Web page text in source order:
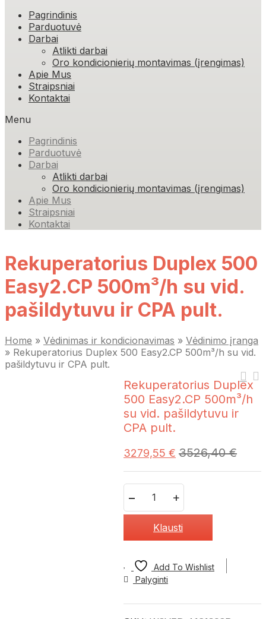
Skip
content
Pagrindinis
Parduotuvė
Darbai
Atlikti darbai
Oro kondicionierių montavimas (įrengimas)
Apie Mus
Straipsniai
Kontaktai
Menu
Pagrindinis
Parduotuvė
Darbai
Atlikti darbai
Oro kondicionierių montavimas (įrengimas)
Apie Mus
Straipsniai
Kontaktai
Rekuperatorius Duplex 500
Easy2.CP 500m³/h su vid.
pašildytuvu ir CPA pult.
Home » Vėdinimas ir kondicionavimas » Vėdinimo įranga
» Rekuperatorius Duplex 500 Easy2.CP 500m³/h su vid.
pašildytuvu ir CPA pult.
Rekuperatorius Duplex
500 Easy2.CP 500m³/h
su vid. pašildytuvu ir
CPA pult.
3279,55 € 3526,40€
Klausti
Add To Wishlist
Palyginti